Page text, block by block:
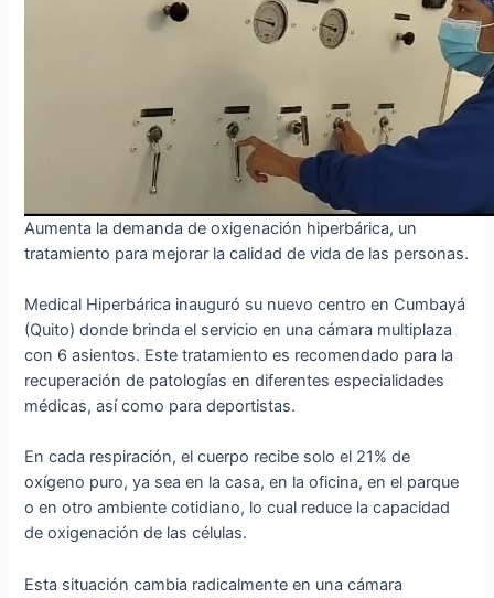
Aumenta la demanda de oxigenación hiperbárica, un
tratamiento para mejorar la calidad de vida de las personas.
Medical Hiperbárica inauguró su nuevo centro en Cumbayá
(Quito) donde brinda el servicio en una cámara multiplaza
con 6 asientos. Este tratamiento es recomendado para la
recuperación de patologías en diferentes especialidades
médicas, así como para deportistas.
En cada respiración, el cuerpo recibe solo el 21% de
oxígeno puro, ya sea en la casa, en la oficina, en el parque
o en otro ambiente cotidiano, lo cual reduce la capacidad
de oxigenación de las células.
Esta situación cambia radicalmente en una cámara